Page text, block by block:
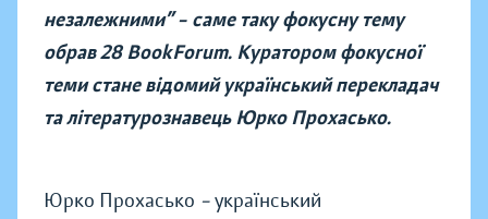
незалежними” – саме таку фокусну тему
обрав 28 BookForum. Куратором фокусної
теми стане відомий український перекладач
та літературознавець Юрко Прохасько.
Юрко Прохасько –український